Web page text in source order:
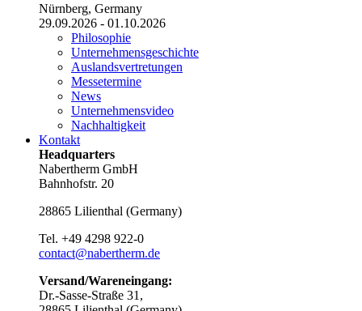
Nürnberg, Germany
29.09.2026 - 01.10.2026
Philosophie
Unternehmensgeschichte
Auslandsvertretungen
Messetermine
News
Unternehmensvideo
Nachhaltigkeit
Kontakt
Headquarters
Nabertherm GmbH
Bahnhofstr. 20
28865 Lilienthal (Germany)
Tel. +49 4298 922-0
contact@nabertherm.de
Versand/Wareneingang:
Dr.-Sasse-Straße 31,